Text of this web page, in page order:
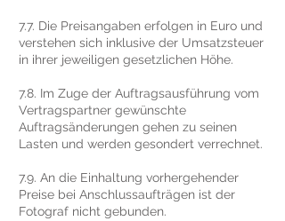
7.7. Die Preisangaben erfolgen in Euro und
verstehen sich inklusive der Umsatzsteuer
in ihrer jeweiligen gesetzlichen Höhe.
7.8. Im Zuge der Auftragsausführung vom
Vertragspartner gewünschte
Auftragsänderungen gehen zu seinen
Lasten und werden gesondert verrechnet.
7.9. An die Einhaltung vorhergehender
Preise bei Anschlussaufträgen ist der
Fotograf nicht gebunden.